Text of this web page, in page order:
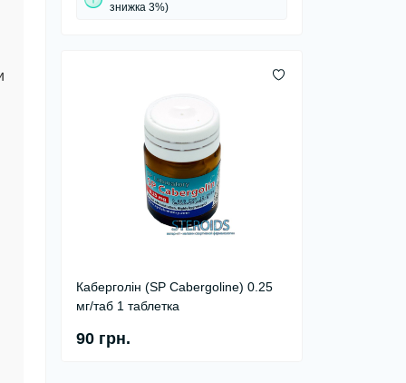
знижка 3%)
Каберголін (SP Cabergoline) 0.25
мг/таб 1 таблетка
90 грн.